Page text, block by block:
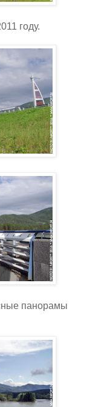
году.
панорамы